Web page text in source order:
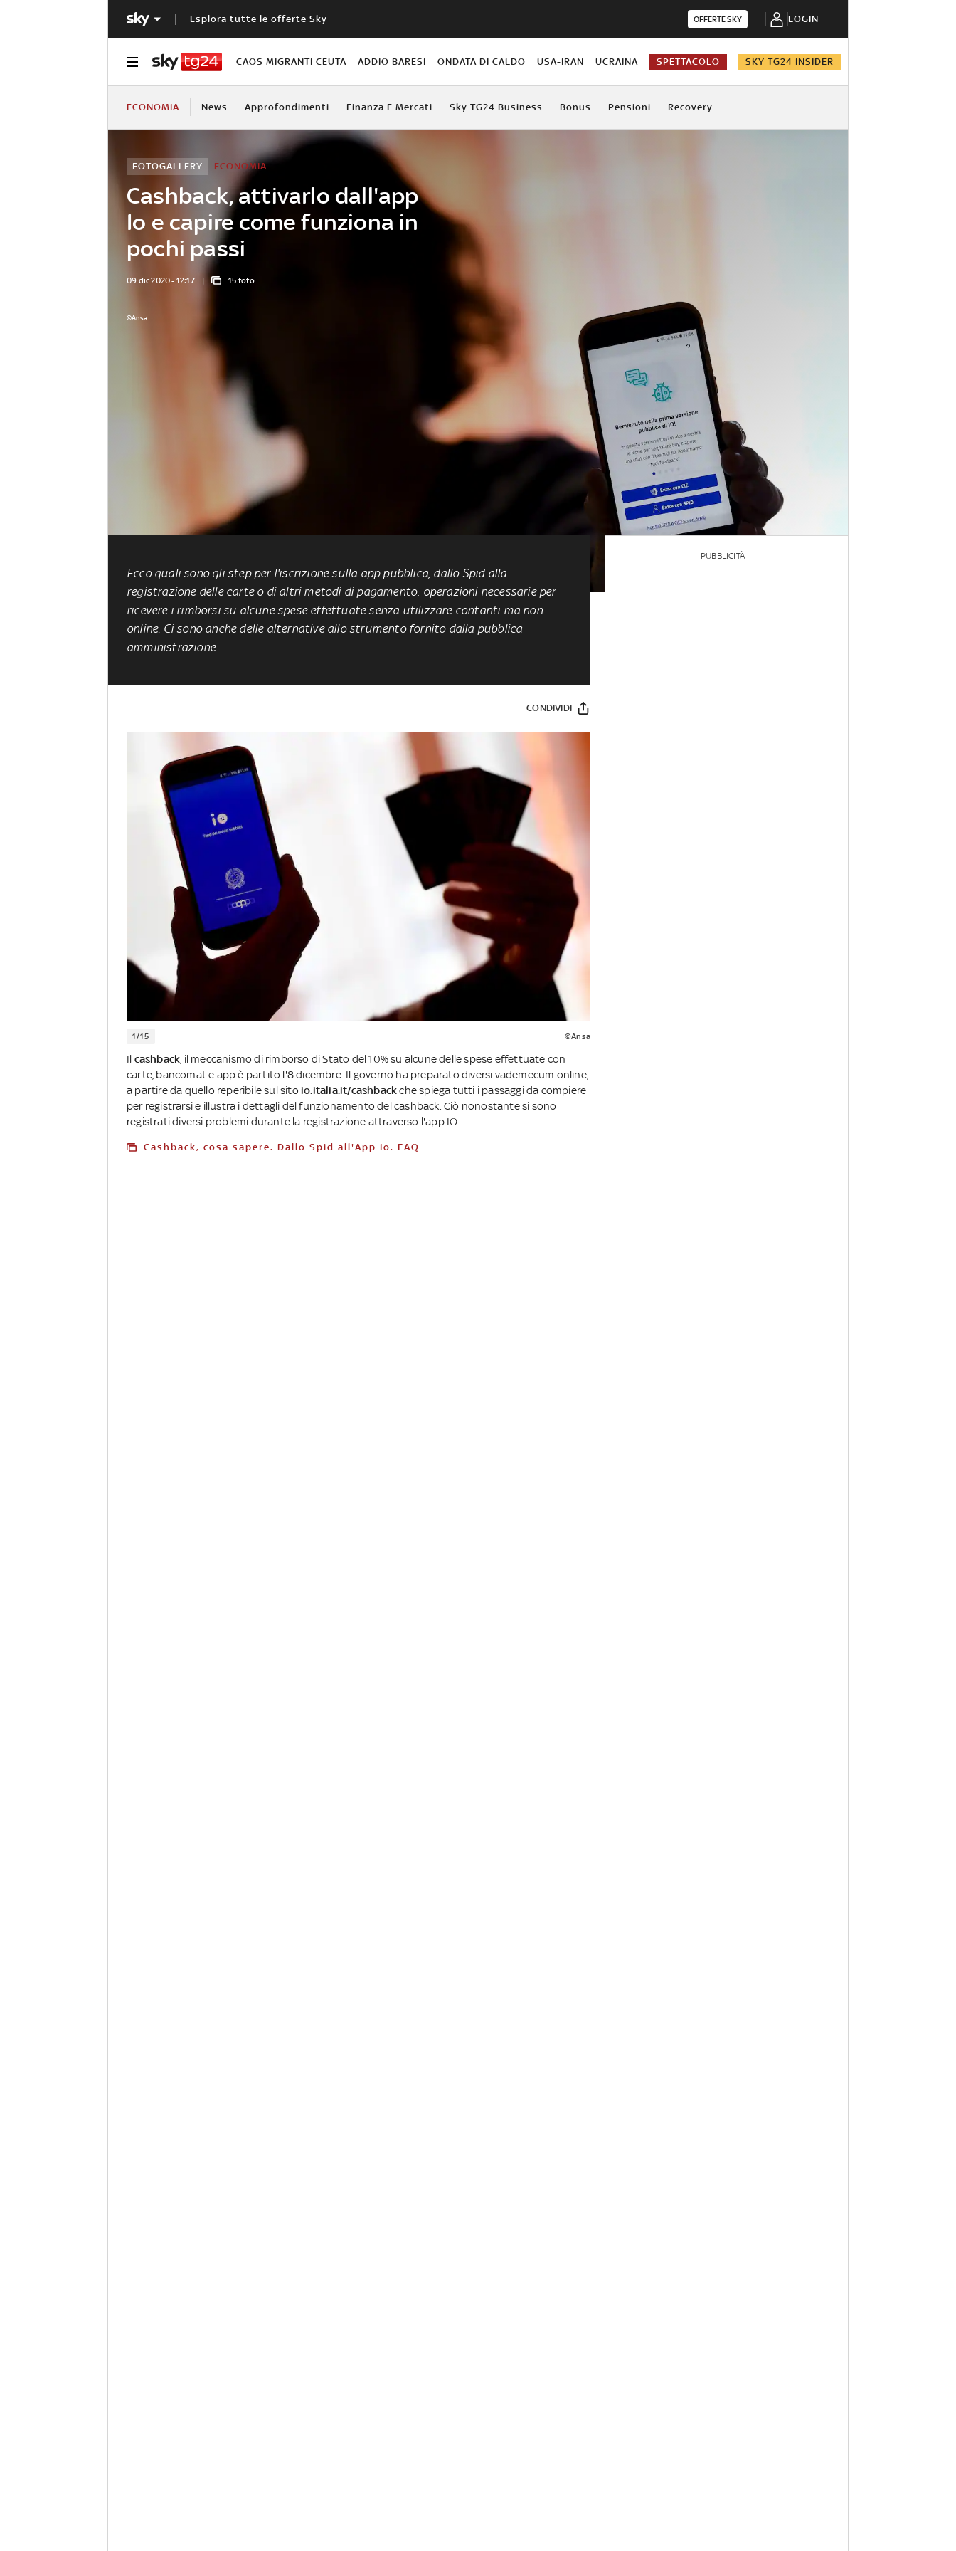
Esplora tutte le offerte Sky OFFERTE SKY LOGIN
CAOS MIGRANTI CEUTA ADDIO BARESI ONDATA DI CALDO USA-IRAN UCRAINA SPETTACOLO SKY TG24 INSIDER
ECONOMIA News Approfondimenti Finanza E Mercati Sky TG24 Business Bonus Pensioni Recovery
Cashback, attivarlo dall'app
Io e capire come funziona in
pochi passi
ECONOMIA
FOTOGALLERY
09 dic 2020 - 12:17 15 foto
©Ansa
Ecco quali sono gli step per l'iscrizione sulla app pubblica, dallo Spid alla
registrazione delle carte o di altri metodi di pagamento: operazioni necessarie per
ricevere i rimborsi su alcune spese effettuate senza utilizzare contanti ma non
online. Ci sono anche delle alternative allo strumento fornito dalla pubblica
amministrazione
CONDIVIDI
1/15 ©Ansa
Il cashback, il meccanismo di rimborso di Stato del 10% su alcune delle spese effettuate con
carte, bancomat e app è partito l'8 dicembre. Il governo ha preparato diversi vademecum online,
a partire da quello reperibile sul sito io.italia.it/cashbackche spiega tutti i passaggi da compiere
per registrarsi e illustra i dettagli del funzionamento del cashback. Ciò nonostante si sono
registrati diversi problemi durante la registrazione attraverso l'app IO
Cashback, cosa sapere. Dallo Spid all'App Io. FAQ
PUBBLICITÀ